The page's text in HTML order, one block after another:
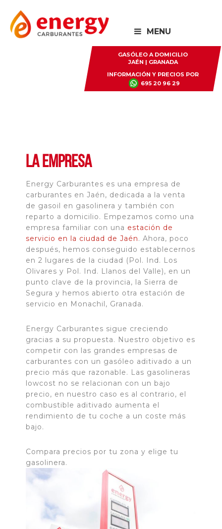
contenido
GASÓLEO A DOMICILIO
JAÉN | GRANADA
INFORMACIÓN Y PRECIOS POR
695 20 96 29
MENU
La empresa
Energy Carburantes es una empresa de
carburantes en Jaén, dedicada a la venta
de gasoil en gasolinera y también con
reparto a domicilio. Empezamos como una
empresa familiar con una estación de
servicio en la ciudad de Jaén. Ahora, poco
después, hemos conseguido establecernos
en 2 lugares de la ciudad (Pol. Ind. Los
Olivares y Pol. Ind. Llanos del Valle), en un
punto clave de la provincia, la Sierra de
Segura y hemos abierto otra estación de
servicio en Monachil, Granada.
Energy Carburantes sigue creciendo
gracias a su propuesta. Nuestro objetivo es
competir con las grandes empresas de
carburantes con un gasóleo aditivado a un
precio más que razonable. Las gasolineras
lowcost no se relacionan con un bajo
precio, en nuestro caso es al contrario, el
combustible aditivado aumenta el
rendimiento de tu coche a un coste más
bajo.
Compara precios por tu zona y elige tu
gasolinera.